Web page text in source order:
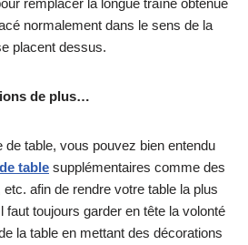
normalement dans le sens de la
placent dessus.
de plus…
table, vous pouvez bien entendu
table supplémentaires comme des
afin de rendre votre table la plus
faut toujours garder en tête la volonté
la table en mettant des décorations